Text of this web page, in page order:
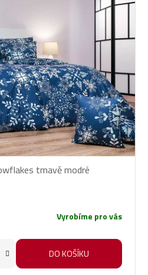
tmavě modré
Vyrobíme pro vás
DO KOŠÍKU